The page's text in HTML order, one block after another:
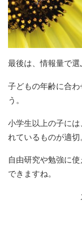
最後は、情報量で選
子どもの年齢に合
う。
小学生以上の子に
れているものが適切
自由研究や勉強に
できますね。